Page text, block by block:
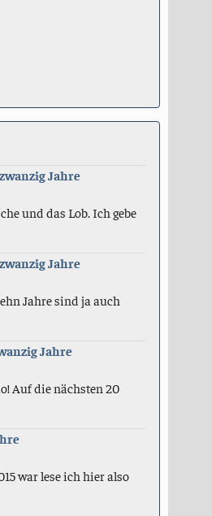
Jahre
und das Lob. Ich gebe
Jahre
Jahre sind ja auch
Jahre
Auf die nächsten 20
war lese ich hier also